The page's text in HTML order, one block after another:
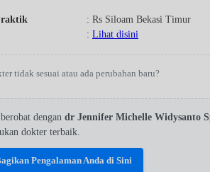
: Rs Siloam Bekasi Timur
: Lihat disini
tidak sesuai atau ada perubahan baru?
dengan dr Jennifer Michelle Widysanto
dokter terbaik.
Pengalaman Anda di Sini